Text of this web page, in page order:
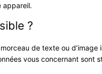
appareil.
?
de texte ou
vous concernant sont